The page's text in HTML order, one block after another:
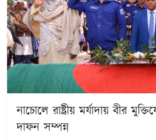
নাচোলে রাষ্ট্রীয় মর্যাদায় বীর
দাফন সম্পন্ন